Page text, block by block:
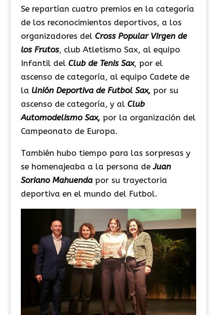
Se repartían cuatro premios en la categoría
de los reconocimientos deportivos, a los
organizadores delCross Popular Virgen de
los Frutos, club Atletismo Sax, al equipo
Infantil del Club de Tenis Sax, por el
ascenso de categoría, al equipo Cadete de
la Unión Deportiva de Futbol Sax, por su
ascenso de categoría, y alClub
Automodelismo Sax, por la organización del
Campeonato de Europa.
También hubo tiempo para las sorpresas y
se homenajeaba a la persona deJuan
Soriano Mahuendapor su trayectoria
deportiva en el mundo del Futbol.